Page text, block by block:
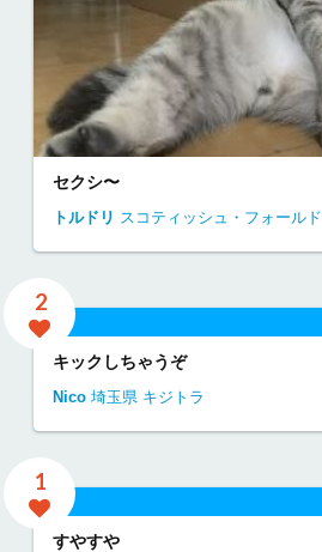
セクシ〜
トルドリ スコティッシュ・フォールド
2
キックしちゃうぞ
Nico 埼玉県 キジトラ
1
すやすや